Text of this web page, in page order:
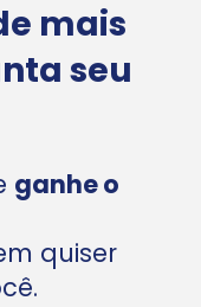
mais
seu
ganhe o
quiser